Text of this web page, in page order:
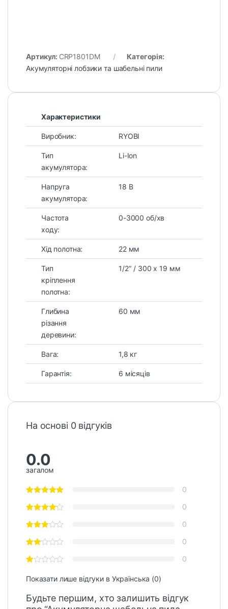
Артикул: CRP1801DM
Категорія:
Акумуляторні лобзики та шабельні пили
Характеристики
Виробник: RYOBI
Тип
акумулятора:
Li-Ion
Напруга
акумулятора:
18 В
Частота
ходу:
0-3000 об/хв
Хід полотна: 22 мм
Тип
кріплення
полотна:
1/2″ / 300 x 19 мм
Глибина
різання
деревини:
60 мм
Вага: 1,8 кг
Гарантія: 6 місяців
На основі 0 відгуків
0.0
загалом
0
0
0
0
0
Показати лише відгуки в Українська (0)
Будьте першим, хто залишить відгук